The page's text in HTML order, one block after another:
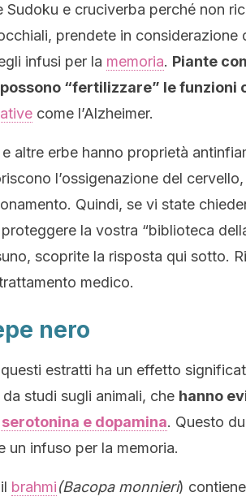
Sudoku e cruciverba perché non
prendete in considerazione
infusi per la memoria. Piante
“fertilizzare” le funzioni
come l’Alzheimer.
altre erbe hanno proprietà
l’ossigenazione del
Quindi, se vi state
la vostra “biblioteca
scoprite la risposta qui sotto.
medico.
nero
estratti ha un effetto
studi sugli animali, che hanno
e dopamina. Questo
un infuso per la memoria.
brahmi(Bacopa monnieri)